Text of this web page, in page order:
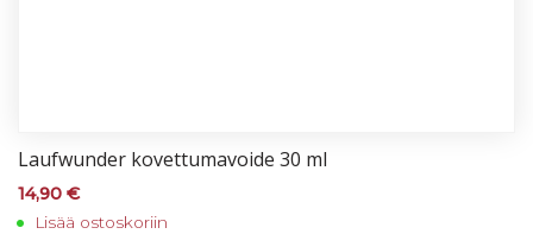
Lauf­wun­der ko­vet­tu­ma­voi­de 30 ml
14,90 €
Lisää ostoskoriin